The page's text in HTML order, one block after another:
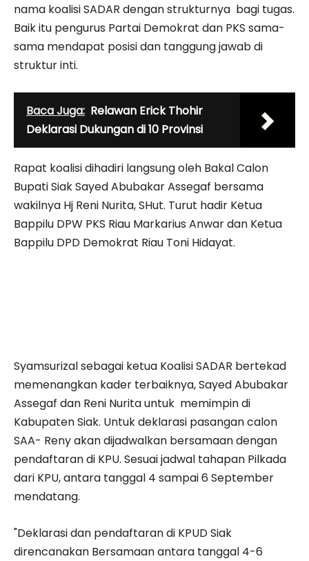
nama koalisi SADAR dengan strukturnya bagi tugas.
Baik itu pengurus Partai Demokrat dan PKS sama-
sama mendapat posisi dan tanggung jawab di
struktur inti.
Baca Juga: Relawan Erick Thohir
Deklarasi Dukungan di 10 Provinsi
Rapat koalisi dihadiri langsung oleh Bakal Calon
Bupati Siak Sayed Abubakar Assegaf bersama
wakilnya Hj Reni Nurita, SHut. Turut hadir Ketua
Bappilu DPW PKS Riau Markarius Anwar dan Ketua
Bappilu DPD Demokrat Riau Toni Hidayat.
Syamsurizal sebagai ketua Koalisi SADAR bertekad
memenangkan kader terbaiknya, Sayed Abubakar
Assegaf dan Reni Nurita untuk memimpin di
Kabupaten Siak. Untuk deklarasi pasangan calon
SAA- Reny akan dijadwalkan bersamaan dengan
pendaftaran di KPU. Sesuai jadwal tahapan Pilkada
dari KPU, antara tanggal 4 sampai 6 September
mendatang.
"Deklarasi dan pendaftaran di KPUD Siak
direncanakan Bersamaan antara tanggal 4-6